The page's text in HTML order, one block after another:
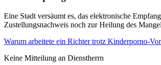
Eine Stadt versäumt es, das elektronische
Zustellungsnachweis noch zur Heilung des
Warum arbeitete ein Richter trotz Kinderporno-
Keine Mitteilung an Dienstherrn